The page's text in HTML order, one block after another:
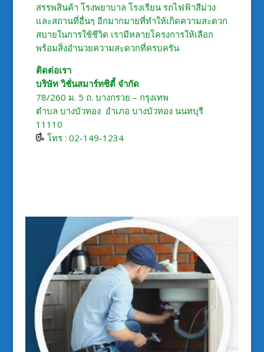
สรรพสินค้า โรงพยาบาล โรงเรียน รถไฟฟ้าสีม่วง
และสถานที่อื่นๆ อีกมากมายที่ทำให้เกิดความสะดวก
สบายในการใช้ชีวิต เรามีหลายโครงการให้เลือก
พร้อมสิ่งอำนวยความสะดวกที่ครบครัน
ติดต่อเรา
บริษัท วิชั่นสมาร์ทซิตี้ จำกัด
78/260 ม. 5 ถ. บางกรวย – กรุงเทพ
ตำบล บางบัวทอง อำเภอ บางบัวทอง นนทบุรี
11110
โทร : 02-149-1234